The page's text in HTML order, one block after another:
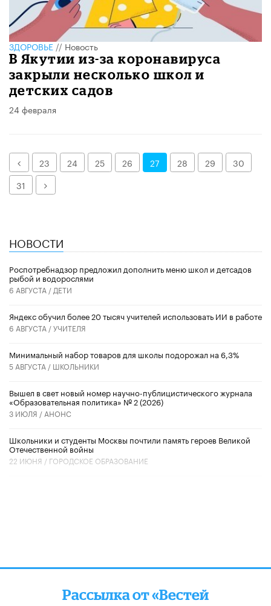
ЗДОРОВЬЕ//Новость
В Якутии из-за коронавируса
закрыли несколько школ и
детских садов
24 февраля
Назад23 24 25 26 27 28 29
30
31
Далее
НОВОСТИ
Роспотребнадзор предложил дополнить меню школ и детсадов
рыбой и водорослями
6 АВГУСТА / ДЕТИ
​Яндекс обучил более 20 тысяч учителей использовать ИИ в работе
6 АВГУСТА /УЧИТЕЛЯ
Минимальный набор товаров для школы подорожал на 6,3%
5 АВГУСТА / ШКОЛЬНИКИ
Вышел в свет новый номер научно-публицистического журнала
«Образовательная политика» № 2 (2026)
3 ИЮЛЯ / АНОНС
Школьники и студенты Москвы почтили память героев Великой
Отечественной войны
22 ИЮНЯ / ГОРОДСКОЕ ОБРАЗОВАНИЕ
Рассылка от «Вестей